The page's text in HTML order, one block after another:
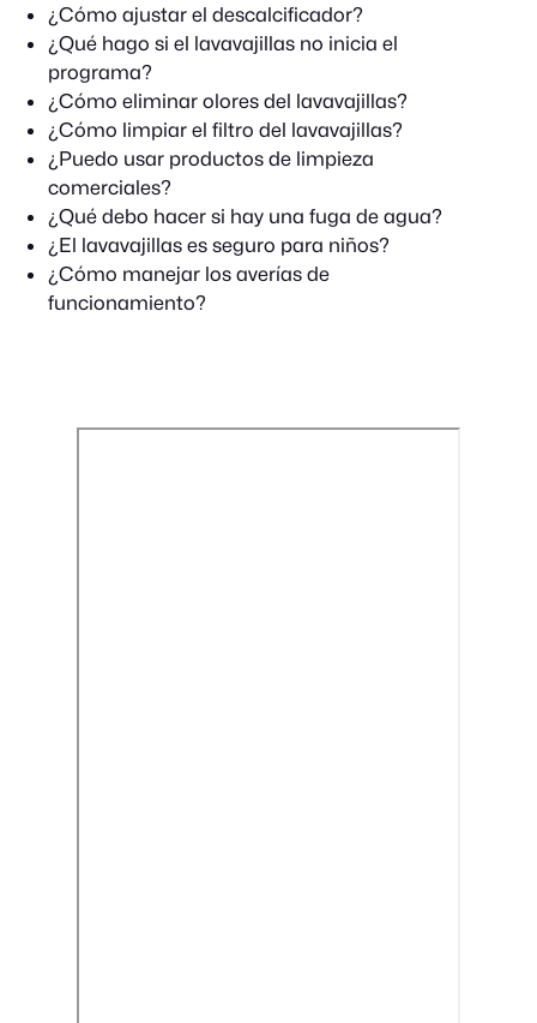
¿Cómo ajustar el descalcificador?
¿Qué hago si el lavavajillas no inicia el
programa?
¿Cómo eliminar olores del lavavajillas?
¿Cómo limpiar el filtro del lavavajillas?
¿Puedo usar productos de limpieza
comerciales?
¿Qué debo hacer si hay una fuga de agua?
¿El lavavajillas es seguro para niños?
¿Cómo manejar los averías de
funcionamiento?